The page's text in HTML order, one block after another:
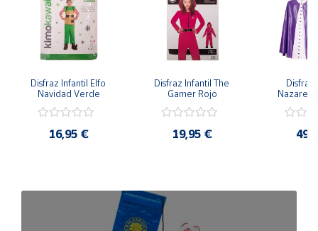
Disfraz Infantil Elfo
Navidad Verde
16,95 €
Disfraz Infantil The
Gamer Rojo
19,95 €
Disfraz